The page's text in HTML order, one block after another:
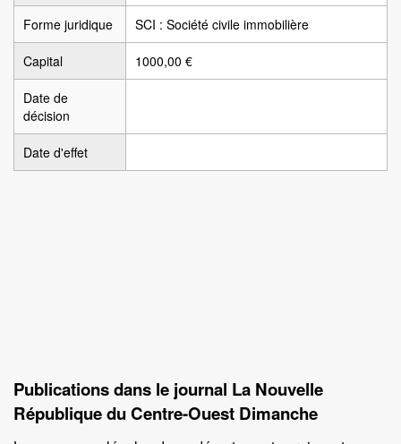
Forme juridique SCI : Société civile immobilière
Capital 1000,00 €
Date de
décision
Date d'effet
Publications dans le journal La Nouvelle
République du Centre-Ouest Dimanche